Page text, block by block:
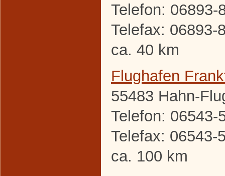
Telefon: 06893-
Telefax: 06893-
ca. 40 km
Flughafen
55483 Hahn-
Telefon: 06543-
Telefax: 06543-
ca. 100 km